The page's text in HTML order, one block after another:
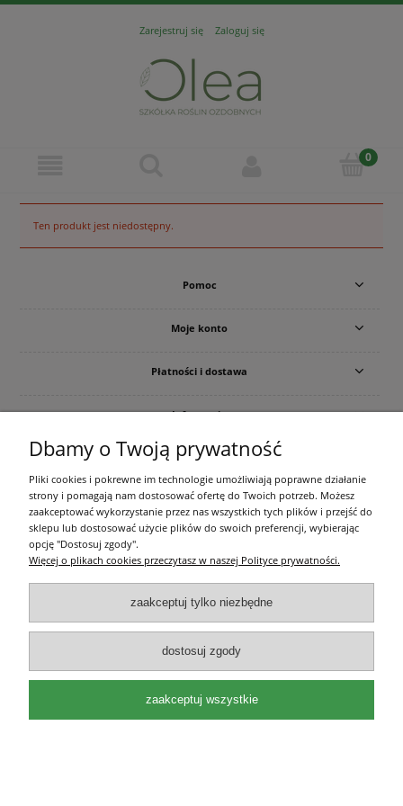
Zarejestruj się Zaloguj się
Ten produkt jest niedostępny.
Pomoc
Moje konto
Płatności i dostawa
Informacje
O nas
Olea Szkółka Roślin Ozdobnych | ul. Św. Michała 114, 62-800 Kalisz |
wielkopolskie | e-mail: kontakt@oleaszkolka.pl| tel.663-433-657,721-287-
pokaż pełną wersję strony
Dbamy o Twoją prywatność
Pliki cookies i pokrewne im technologie umożliwiają poprawne działanie
strony i pomagają nam dostosować ofertę do Twoich potrzeb. Możesz
zaakceptować wykorzystanie przez nas wszystkich tych plików i przejść do
sklepu lub dostosować użycie plików do swoich preferencji, wybierając
opcję "Dostosuj zgody".
Więcej o plikach cookies przeczytasz w naszej Polityce prywatności.
zaakceptuj tylko niezbędne
dostosuj zgody
zaakceptuj wszystkie